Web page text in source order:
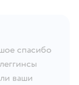
спасибо
ваши